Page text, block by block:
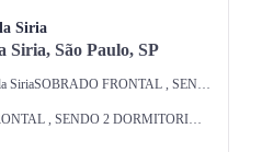
Siria
Siria, São Paulo, SP
SiriaSOBRADO FRONTAL , SENDO 2 DORMITORIOS, SALA,COZINHA 1 WC , 1 LAVABO,, QUINTAL COM LAVANDERIA , 2 VAGAS DE GARAGEM TERRENO 3,33 X 25 = TOTAL 83,25 METROS
1 WC , 1 LAVABO,, QUINTAL COM LAVANDERIA , 2 VAGAS DE GARAGEM TERRENO 3,33 X 25 = TOTAL 83,25 METROS